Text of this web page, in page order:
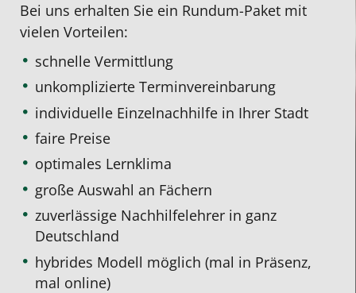
Bei uns erhalten Sie ein Rundum-Paket mit
vielen Vorteilen:
schnelle Vermittlung
unkomplizierte Terminvereinbarung
individuelle Einzelnachhilfe in Ihrer Stadt
faire Preise
optimales Lernklima
große Auswahl an Fächern
zuverlässige Nachhilfelehrer in ganz
Deutschland
hybrides Modell möglich (mal in Präsenz,
mal online)